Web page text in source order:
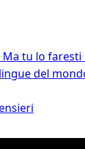
tu lo
del